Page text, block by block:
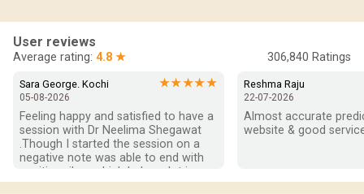
In-Depth Horoscope Reviews
Marriage Horoscope Reviews
Super Horoscope Reviews
Education Horoscope Reviews
Wealth Horoscope Reviews
Yearly Predictions Reviews
User reviews
Average rating: 4.8 ★ 306,840 Ratings
Sara George. Kochi ★★★★★
05-08-2026
Feeling happy and satisfied to have a
session with Dr Neelima Shegawat
.Though I started the session on a
negative note was able to end with
positive vibes which helps a lot in
moving forward. She patiently
Reshma Raju
22-07-2026
Almost accurate
website & good